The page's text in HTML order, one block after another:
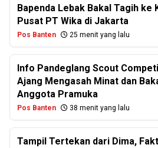
Bapenda Lebak Bakal Tagih ke
Pusat PT Wika di Jakarta
Pos Banten 25 menit yang lalu
Info Pandeglang Scout
Ajang Mengasah Minat dan
Anggota Pramuka
Pos Banten 38 menit yang lalu
Tampil Tertekan dari Dima,